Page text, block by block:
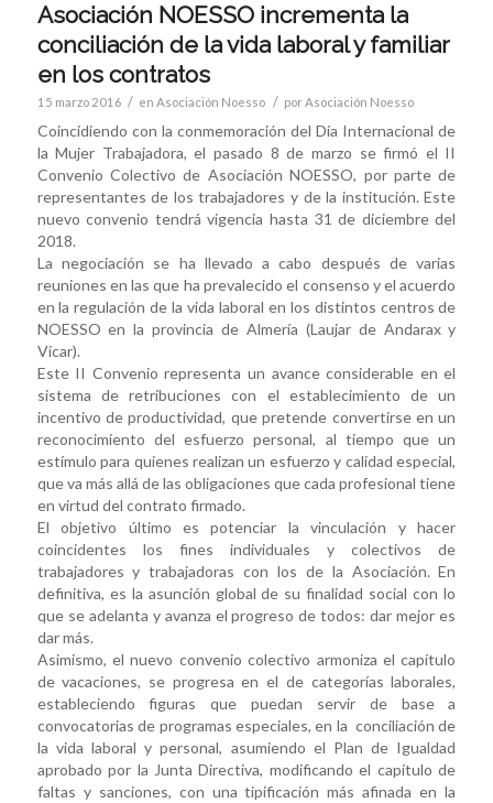
Asociación NOESSO incrementa la
conciliación de la vida laboral y familiar
en los contratos
15 marzo 2016 / en Asociación Noesso / porAsociación Noesso
Coincidiendo con la conmemoración del Día Internacional de
la Mujer Trabajadora, el pasado 8 de marzo se firmó el II
Convenio Colectivo de Asociación NOESSO, por parte de
representantes de los trabajadores y de la institución. Este
nuevo convenio tendrá vigencia hasta 31 de diciembre del
2018.
La negociación se ha llevado a cabo después de varias
reuniones en las que ha prevalecido el consenso y el acuerdo
en la regulación de la vida laboral en los distintos centros de
NOESSO en la provincia de Almería (Laujar de Andarax y
Vícar).
Este II Convenio representa un avance considerable en el
sistema de retribuciones con el establecimiento de un
incentivo de productividad, que pretende convertirse en un
reconocimiento del esfuerzo personal, al tiempo que un
estímulo para quienes realizan un esfuerzo y calidad especial,
que va más allá de las obligaciones que cada profesional tiene
en virtud del contrato firmado.
El objetivo último es potenciar la vinculación y hacer
coincidentes los fines individuales y colectivos de
trabajadores y trabajadoras con los de la Asociación. En
definitiva, es la asunción global de su finalidad social con lo
que se adelanta y avanza el progreso de todos: dar mejor es
dar más.
Asimismo, el nuevo convenio colectivo armoniza el capítulo
de vacaciones, se progresa en el de categorías laborales,
estableciendo figuras que puedan servir de base a
convocatorias de programas especiales, en la conciliación de
la vida laboral y personal, asumiendo el Plan de Igualdad
aprobado por la Junta Directiva, modificando el capítulo de
faltas y sanciones, con una tipificación más afinada en la